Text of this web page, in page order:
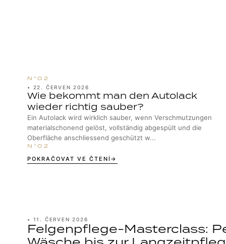
• 22. ČERVEN 2026
Wie bekommt man den Autolack
wieder richtig sauber?
Ein Autolack wird wirklich sauber, wenn Verschmutzungen
materialschonend gelöst, vollständig abgespült und die
Oberfläche anschliessend geschützt w...
POKRAČOVAT VE ČTENÍ
• 11. ČERVEN 2026
Felgenpflege-Masterclass: